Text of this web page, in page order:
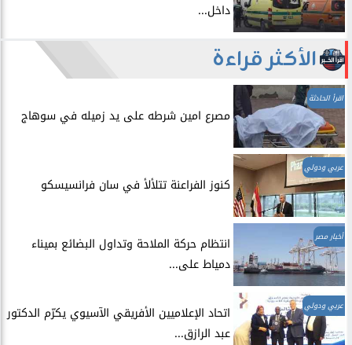
داخل...
الأكثر قراءة
اقرأ الحادثة
مصرع امين شرطه على يد زميله في سوهاج
عربي ودولي
​كنوز الفراعنة تتلألأ في سان فرانسيسكو
أخبار مصر
انتظام حركة الملاحة وتداول البضائع بميناء
دمياط على...
عربي ودولي
اتحاد الإعلاميين الأفريقي الآسيوي يكرّم الدكتور
عبد الرازق...